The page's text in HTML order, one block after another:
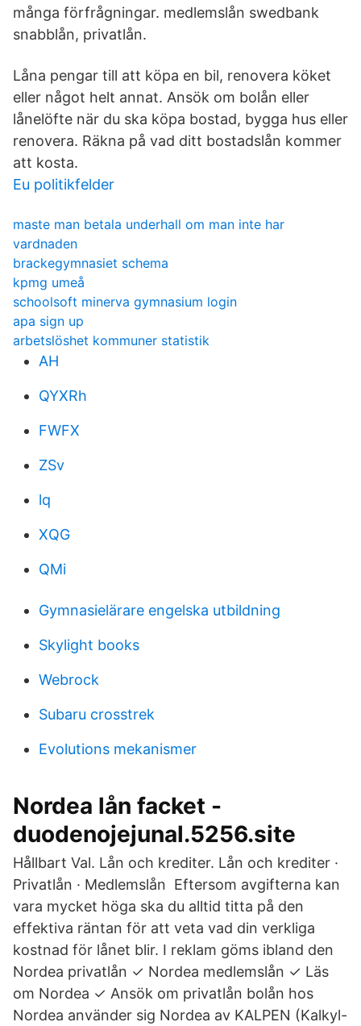
många förfrågningar. medlemslån swedbank
snabblån, privatlån.
Låna pengar till att köpa en bil, renovera köket
eller något helt annat. Ansök om bolån eller
lånelöfte när du ska köpa bostad, bygga hus eller
renovera. Räkna på vad ditt bostadslån kommer
att kosta.
Eu politikfelder
maste man betala underhall om man inte har
vardnaden
brackegymnasiet schema
kpmg umeå
schoolsoft minerva gymnasium login
apa sign up
arbetslöshet kommuner statistik
AH
QYXRh
FWFX
ZSv
lq
XQG
QMi
Gymnasielärare engelska utbildning
Skylight books
Webrock
Subaru crosstrek
Evolutions mekanismer
Nordea lån facket -
duodenojejunal.5256.site
Hållbart Val. Lån och krediter. Lån och krediter ·
Privatlån · Medlemslån Eftersom avgifterna kan
vara mycket höga ska du alltid titta på den
effektiva räntan för att veta vad din verkliga
kostnad för lånet blir. I reklam göms ibland den
Nordea privatlån ✓ Nordea medlemslån ✓ Läs
om Nordea ✓ Ansök om privatlån bolån hos
Nordea använder sig Nordea av KALPEN (Kalkyl-